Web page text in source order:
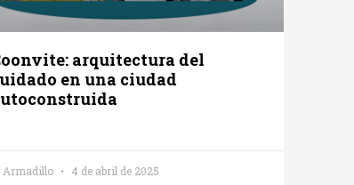
arquitectura del
en una ciudad
Armadillo 4 de abril de 2025